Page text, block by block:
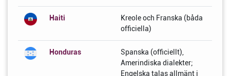
Haiti
Kreole och Franska (båda
officiella)
Honduras
Spanska (officiellt),
Amerindiska dialekter;
Engelska talas allmänt i